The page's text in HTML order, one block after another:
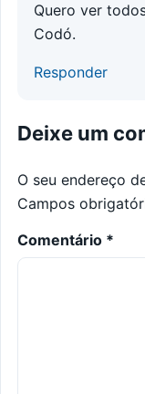
Quero ver
Codó.
Responder
Deixe um
O seu endereço
Campos
Comentário *